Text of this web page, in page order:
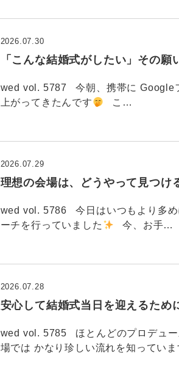
「こんな結婚式がしたい」その願
2026.07.30
wed vol. 5787 今朝、携帯に Google
上がってきたんです
こ…
理想の会場は、どうやって見つけ
2026.07.29
wed vol. 5786 今日はいつもより多め
ーチを行っていました
今、お手…
安心して結婚式当日を迎えるため
2026.07.28
wed vol. 5785 ほとんどのプロデュ
場では かなり珍しい流れを知ってい